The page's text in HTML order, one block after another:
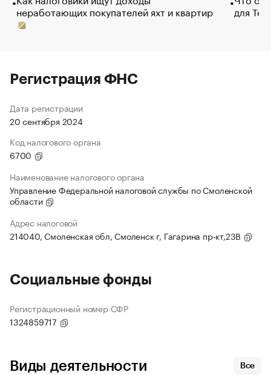
неработающих покупателей яхт и квартир
для
Регистрация ФНС
Дата регистрации
20 сентября 2024
Код налогового органа
6700
Наименование налогового органа
Управление Федеральной налоговой службы по Смоленской
области
Адрес налоговой
214040, Смоленская обл, Смоленск г, Гагарина пр-кт,23В
Социальные фонды
Регистрационный номер СФР
1324859717
Виды деятельности Все